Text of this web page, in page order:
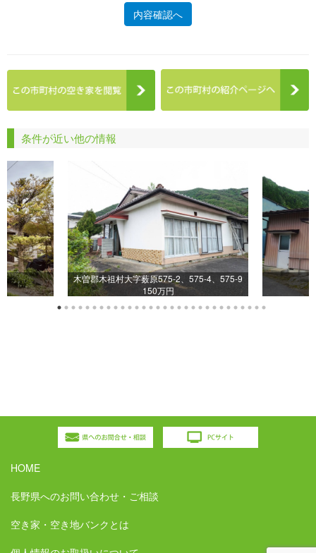
内容確認へ
条件が近い他の情報
木曽郡木祖村大字薮原575-2、575-4、575-9
150万円
HOME
長野県へのお問い合わせ・ご相談
空き家・空き地バンクとは